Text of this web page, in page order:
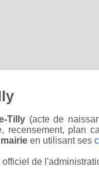
Tilly (acte de
plan
en utilisant ses
de